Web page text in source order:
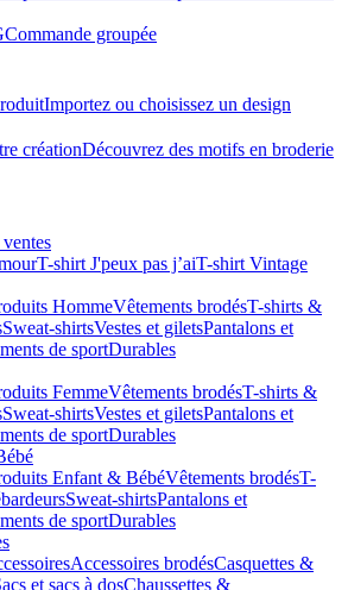
Commande groupée
Importez ou choisissez un design
créationDécouvrez des motifs en broderie
T-shirt J'peux pas j’aiT-shirt Vintage
HommeVêtements brodésT-shirts &
Sweat-shirtsVestes et giletsPantalons et
de sportDurables
FemmeVêtements brodésT-shirts &
Sweat-shirtsVestes et giletsPantalons et
de sportDurables
Enfant & BébéVêtements brodésT-
Sweat-shirtsPantalons et
de sportDurables
Accessoires brodésCasquettes &
et sacs à dosChaussettes &